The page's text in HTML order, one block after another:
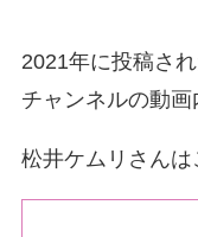
2021年に投稿さ
チャンネルの動画
松井ケムリさんは